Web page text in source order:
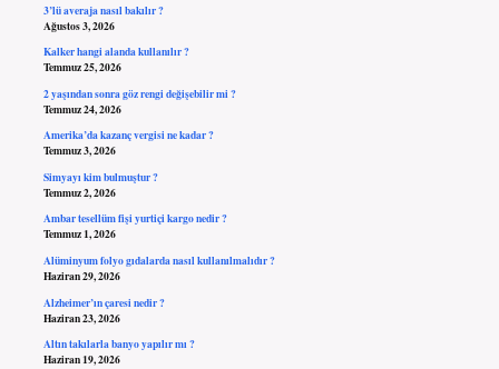
3’lü averaja nasıl bakılır ?
Ağustos 3, 2026
Kalker hangi alanda kullanılır ?
Temmuz 25, 2026
2 yaşından sonra göz rengi değişebilir mi ?
Temmuz 24, 2026
Amerika’da kazanç vergisi ne kadar ?
Temmuz 3, 2026
Simyayı kim bulmuştur ?
Temmuz 2, 2026
Ambar tesellüm fişi yurtiçi kargo nedir ?
Temmuz 1, 2026
Alüminyum folyo gıdalarda nasıl kullanılmalıdır ?
Haziran 29, 2026
Alzheimer’ın çaresi nedir ?
Haziran 23, 2026
Altın takılarla banyo yapılır mı ?
Haziran 19, 2026